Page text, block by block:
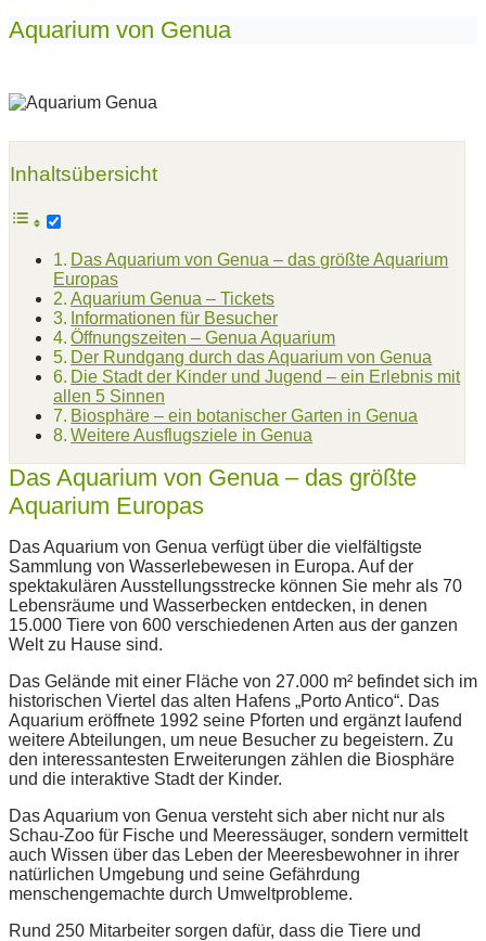
Aquarium von Genua
Inhaltsübersicht
Das Aquarium von Genua – das größte Aquarium
Europas
Aquarium Genua – Tickets
Informationen für Besucher
Öffnungszeiten – Genua Aquarium
Der Rundgang durch das Aquarium von Genua
Die Stadt der Kinder und Jugend – ein Erlebnis mit
allen 5 Sinnen
Biosphäre – ein botanischer Garten in Genua
Weitere Ausflugsziele in Genua
Das Aquarium von Genua – das größte
Aquarium Europas
Das Aquarium von Genua verfügt über die vielfältigste
Sammlung von Wasserlebewesen in Europa. Auf der
spektakulären Ausstellungsstrecke können Sie mehr als 70
Lebensräume und Wasserbecken entdecken, in denen
15.000 Tiere von 600 verschiedenen Arten aus der ganzen
Welt zu Hause sind.
Das Gelände mit einer Fläche von 27.000 m² befindet sich im
historischen Viertel das alten Hafens „Porto Antico“. Das
Aquarium eröffnete 1992 seine Pforten und ergänzt laufend
weitere Abteilungen, um neue Besucher zu begeistern. Zu
den interessantesten Erweiterungen zählen die Biosphäre
und die interaktive Stadt der Kinder.
Das Aquarium von Genua versteht sich aber nicht nur als
Schau-Zoo für Fische und Meeressäuger, sondern vermittelt
auch Wissen über das Leben der Meeresbewohner in ihrer
natürlichen Umgebung und seine Gefährdung
menschengemachte durch Umweltprobleme.
Rund 250 Mitarbeiter sorgen dafür, dass die Tiere und